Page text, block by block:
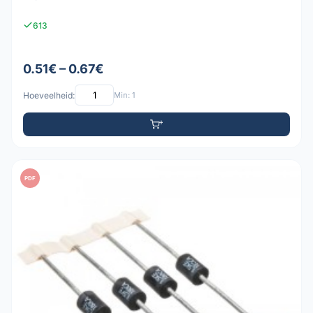
613
0.51€ – 0.67€
Hoeveelheid: Min: 1
PDF